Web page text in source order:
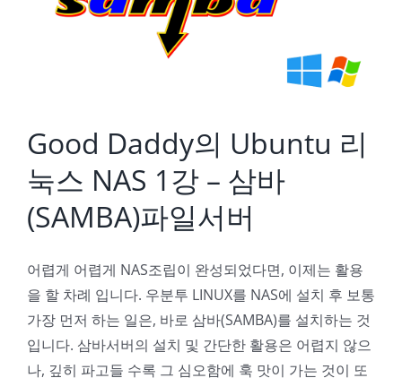
Good Daddy의 Ubuntu 리
눅스 NAS 1강 – 삼바
(SAMBA)파일서버
어렵게 어렵게 NAS조립이 완성되었다면, 이제는 활용
을 할 차례 입니다. 우분투 LINUX를 NAS에 설치 후 보통
가장 먼저 하는 일은, 바로 삼바(SAMBA)를 설치하는 것
입니다. 삼바서버의 설치 및 간단한 활용은 어렵지 않으
나, 깊히 파고들 수록 그 심오함에 훅 맛이 가는 것이 또